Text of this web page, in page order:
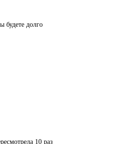
будете долго
10 раз